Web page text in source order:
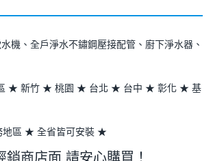
機、全戶淨水不鏽鋼壓接配管、廚下淨水器、
區 ★ 新竹 ★ 桃園 ★ 台北 ★ 台中 ★ 彰化 ★ 基
地區 ★ 全省皆可安裝 ★
銷商店面 請安心購買！